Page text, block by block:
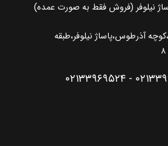
نیلوفر (فروش فقط به صورت عمده)
آذرطوس،پاساژ نیلوفر،طبقه
- ۰۲۱۳۳۹۶۹۵۲۴